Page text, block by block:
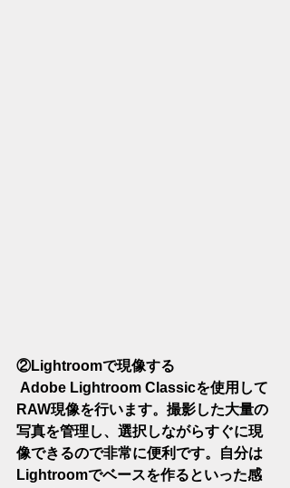
②Lightroomで現像する
RAW現像を行います。撮影した大量の
写真を管理し、選択しながらすぐに現
像できるので非常に便利です。自分は
Lightroomでベースを作るといった感